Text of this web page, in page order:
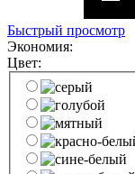
Быстрый просмотр
Экономия:
Цвет: